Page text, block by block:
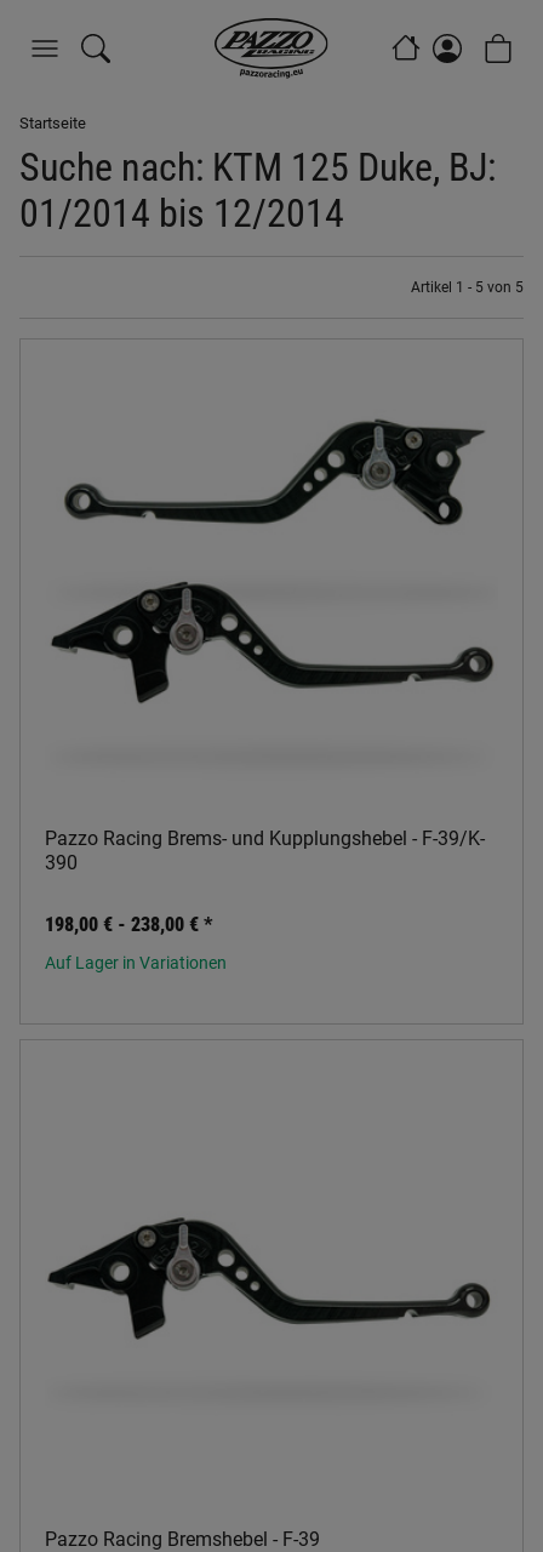
Startseite
Suche nach: KTM 125 Duke, BJ:
01/2014 bis 12/2014
Artikel 1 - 5 von 5
Pazzo Racing Brems- und Kupplungshebel - F-39/K-
390
198,00 € - 238,00 € *
Auf Lager in Variationen
Pazzo Racing Bremshebel - F-39